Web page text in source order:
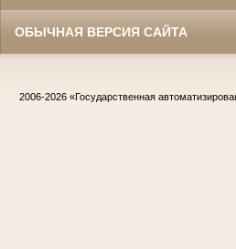
ОБЫЧНАЯ ВЕРСИЯ САЙТА
2006-2026 «Государственная